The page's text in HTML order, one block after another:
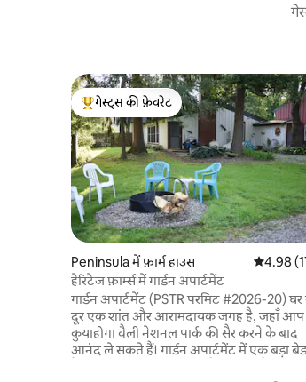
गेस्ट्स का टॉप फ़ेवरेट
गेस्ट्स की फ़ेवरेट
Peninsula में फ़ार्म हाउस औसत4.98
हेरिटेज फ़ार्म्स में गार्डन अपार्टमेंट
गार्डन अपार्टमेंट (PSTR परमिट #2026-20)
दूर एक शांत और आरामदायक जगह है, जहाँ आप
कुयाहोगा वैली नेशनल पार्क की सैर करने के बाद
आनंद ले सकते हैं। गार्डन अपार्टमेंट में एक बड़ा बेडरूम